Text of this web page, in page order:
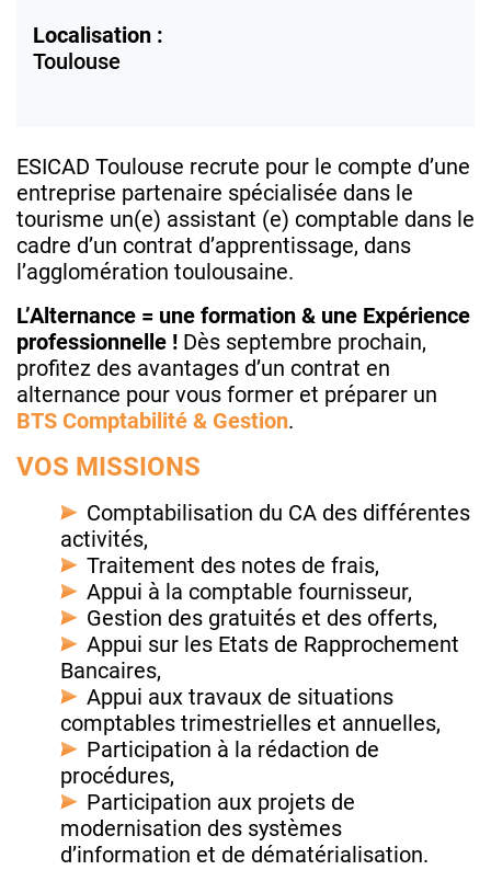
Localisation :
Toulouse
ESICAD Toulouse recrute pour le compte d’une
entreprise partenaire spécialisée dans le
tourisme un(e) assistant (e) comptable dans le
cadre d’un contrat d’apprentissage, dans
l’agglomération toulousaine.
L’Alternance = une formation & une Expérience
professionnelle ! Dès septembre prochain,
profitez des avantages d’un contrat en
alternance pour vous former et préparer un
BTS Comptabilité & Gestion.
VOS MISSIONS
Comptabilisation du CA des différentes
activités,
Traitement des notes de frais,
Appui à la comptable fournisseur,
Gestion des gratuités et des offerts,
Appui sur les Etats de Rapprochement
Bancaires,
Appui aux travaux de situations
comptables trimestrielles et annuelles,
Participation à la rédaction de
procédures,
Participation aux projets de
modernisation des systèmes
d’information et de dématérialisation.